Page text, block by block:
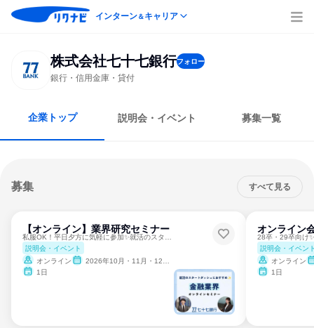
インターン＆キャリア
株式会社七十七銀行フォロー
銀行・信用金庫・貸付
企業トップ 説明会・イベント 募集一覧
募集 すべて見る
【オンライン】業界研究セミナー
説明会・イベント
オンライン
2026年10月・11月・12月、2027年1月・2月
1日
オンライン
説明会・イベン
オンライン
1日